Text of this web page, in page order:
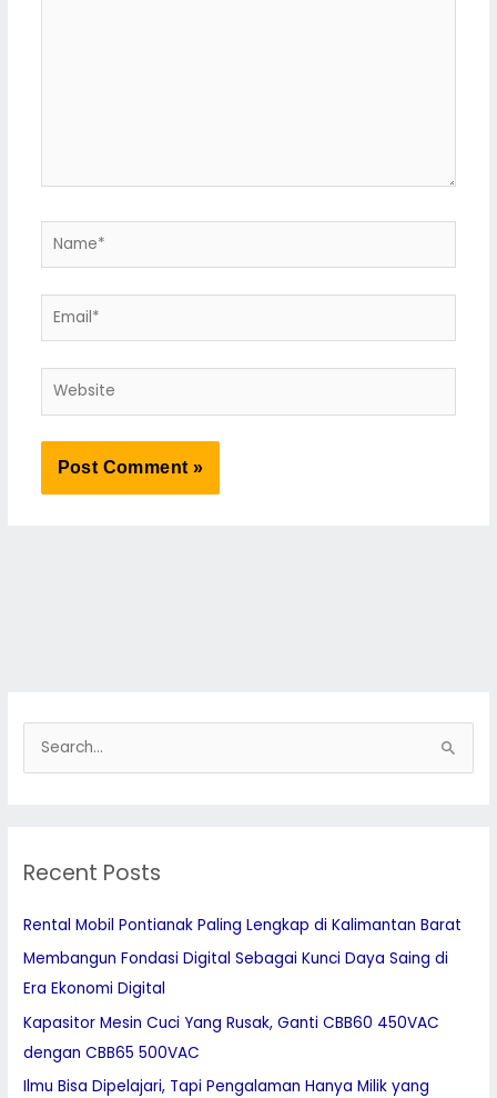
Name*
Email*
Website
c
f
o
r
:
Recent Posts
Rental Mobil Pontianak Paling Lengkap di Kalimantan Barat
Membangun Fondasi Digital Sebagai Kunci Daya Saing di
Era Ekonomi Digital
Kapasitor Mesin Cuci Yang Rusak, Ganti CBB60 450VAC
dengan CBB65 500VAC
Ilmu Bisa Dipelajari, Tapi Pengalaman Hanya Milik yang